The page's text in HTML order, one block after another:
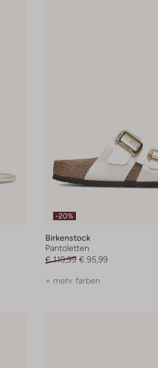
-20%
Birkenstock
Pantoletten
€ 119,99 € 95,99
+ mehr farben